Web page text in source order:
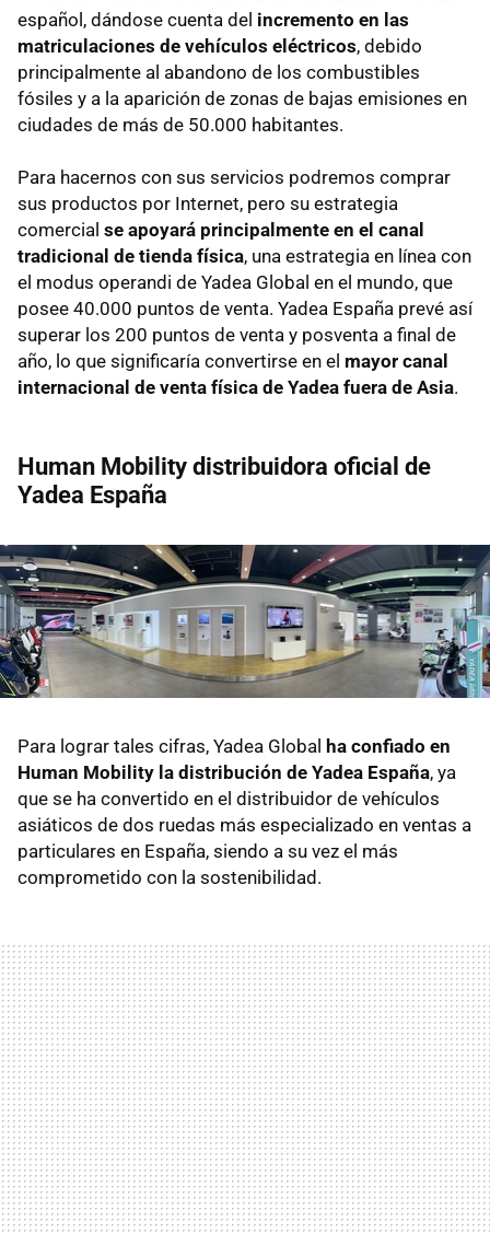
español, dándose cuenta del incremento en las
matriculaciones de vehículos eléctricos, debido
principalmente al abandono de los combustibles
fósiles y a la aparición de zonas de bajas emisiones en
ciudades de más de 50.000 habitantes.
Para hacernos con sus servicios podremos comprar
sus productos por Internet, pero su estrategia
comercial se apoyará principalmente en el canal
tradicional de tienda física, una estrategia en línea con
el modus operandi de Yadea Global en el mundo, que
posee 40.000 puntos de venta. Yadea España prevé así
superar los 200 puntos de venta y posventa a final de
año, lo que significaría convertirse en el mayor canal
internacional de venta física de Yadea fuera de Asia.
Human Mobility distribuidora oficial de
Yadea España
Para lograr tales cifras, Yadea Global ha confiado en
Human Mobility la distribución de Yadea España, ya
que se ha convertido en el distribuidor de vehículos
asiáticos de dos ruedas más especializado en ventas a
particulares en España, siendo a su vez el más
comprometido con la sostenibilidad.